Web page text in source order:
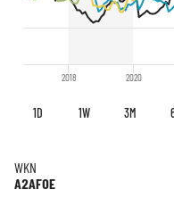
2018 2020
1D 1W 3M
WKN
A2AF0E